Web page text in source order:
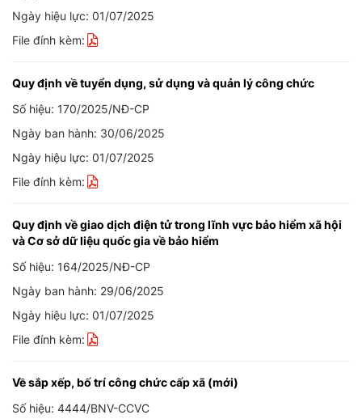
Ngày hiệu lực: 01/07/2025
File đính kèm:
Quy định về tuyển dụng, sử dụng và quản lý công chức
Số hiệu: 170/2025/NĐ-CP
Ngày ban hành: 30/06/2025
Ngày hiệu lực: 01/07/2025
File đính kèm:
Quy định về giao dịch điện tử trong lĩnh vực bảo hiểm xã hội
và Cơ sở dữ liệu quốc gia về bảo hiểm
Số hiệu: 164/2025/NĐ-CP
Ngày ban hành: 29/06/2025
Ngày hiệu lực: 01/07/2025
File đính kèm:
Về sắp xếp, bố trí công chức cấp xã (mới)
Số hiệu: 4444/BNV-CCVC